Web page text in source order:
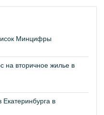
Минцифры
на вторичное жилье в
в